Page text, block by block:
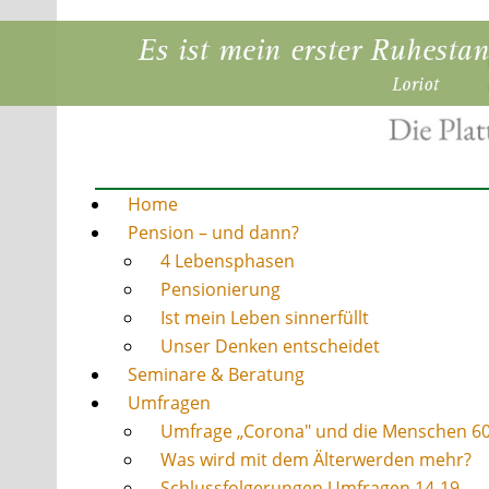
Home
Pension – und dann?
4 Lebensphasen
Pensionierung
Ist mein Leben sinnerfüllt
Unser Denken entscheidet
Seminare & Beratung
Umfragen
Umfrage „Corona" und die Menschen
Was wird mit dem Älterwerden mehr?